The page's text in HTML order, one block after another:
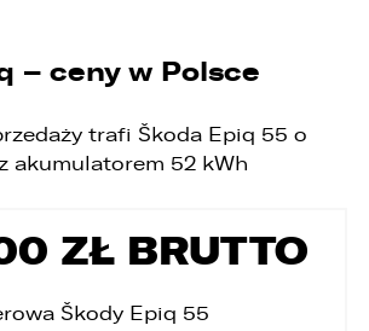
– ceny w Polsce
trafi Škoda Epiq 55 o
akumulatorem 52 kWh
ZŁ BRUTTO
Škody Epiq 55